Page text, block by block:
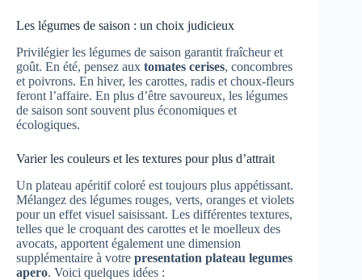
Les légumes de saison : un choix judicieux
Privilégier les légumes de saison garantit fraîcheur et
goût. En été, pensez aux tomates cerises, concombres
et poivrons. En hiver, les carottes, radis et choux-fleurs
feront l’affaire. En plus d’être savoureux, les légumes
de saison sont souvent plus économiques et
écologiques.
Varier les couleurs et les textures pour plus d’attrait
Un plateau apéritif coloré est toujours plus appétissant.
Mélangez des légumes rouges, verts, oranges et violets
pour un effet visuel saisissant. Les différentes textures,
telles que le croquant des carottes et le moelleux des
avocats, apportent également une dimension
supplémentaire à votre presentation plateau legumes
apero. Voici quelques idées :